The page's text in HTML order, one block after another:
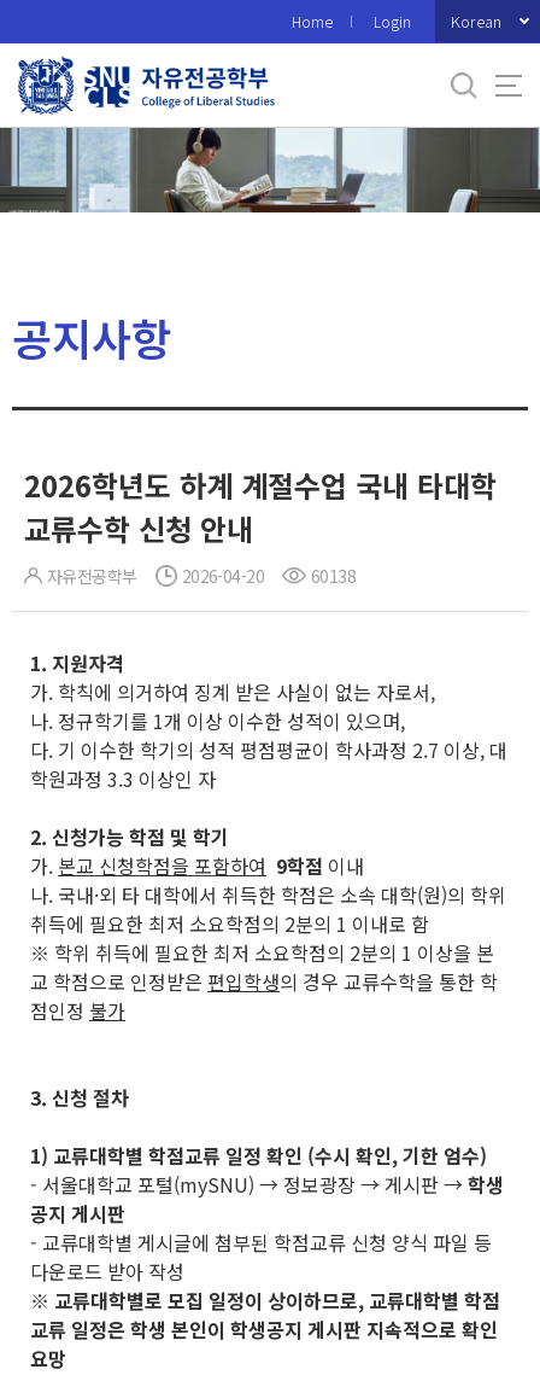
로
메
Home Login Korean
공지사항
2026학년도 하계 계절수업 국내 타대학
교류수학 신청 안내
자유전공학부 2026-04-20 60138
1. 지원자격
가. 학칙에 의거하여 징계 받은 사실이 없는 자로서,
나. 정규학기를 1개 이상 이수한 성적이 있으며,
다. 기 이수한 학기의 성적 평점평균이 학사과정 2.7 이상, 대
학원과정 3.3 이상인 자
2. 신청가능 학점 및 학기
가. 본교 신청학점을 포함하여 9학점 이내
나. 국내·외 타 대학에서 취득한 학점은 소속 대학(원)의 학위
취득에 필요한 최저 소요학점의 2분의 1 이내로 함
※ 학위 취득에 필요한 최저 소요학점의 2분의 1 이상을 본
교 학점으로 인정받은 편입학생의 경우 교류수학을 통한 학
점인정 불가
3. 신청 절차
1) 교류대학별 학점교류 일정 확인 (수시 확인, 기한 엄수)
- 서울대학교 포털(mySNU) → 정보광장 → 게시판 →학생
공지 게시판
- 교류대학별 게시글에 첨부된 학점교류 신청 양식 파일 등
다운로드 받아 작성
※ 교류대학별로 모집 일정이 상이하므로, 교류대학별 학점
교류 일정은 학생 본인이 학생공지 게시판 지속적으로 확인
요망